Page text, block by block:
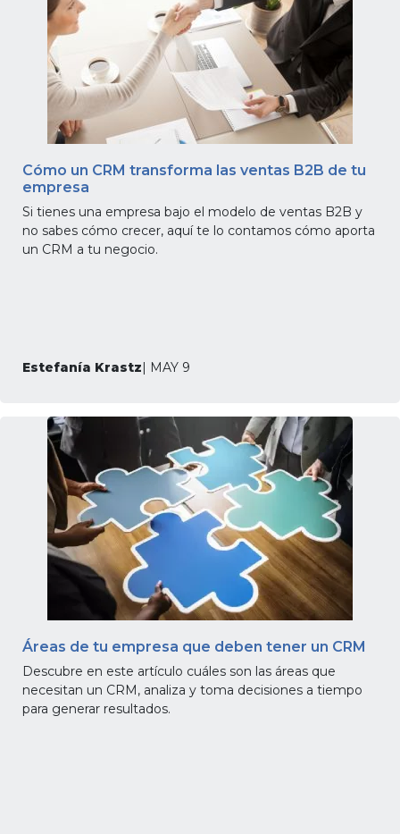
Cómo un CRM transforma las ventas B2B de tu
empresa
Si tienes una empresa bajo el modelo de ventas B2B y
no sabes cómo crecer, aquí te lo contamos cómo aporta
un CRM a tu negocio.
Estefanía Krastz| MAY 9
Áreas de tu empresa que deben tener un CRM
Descubre en este artículo cuáles son las áreas que
necesitan un CRM, analiza y toma decisiones a tiempo
para generar resultados.